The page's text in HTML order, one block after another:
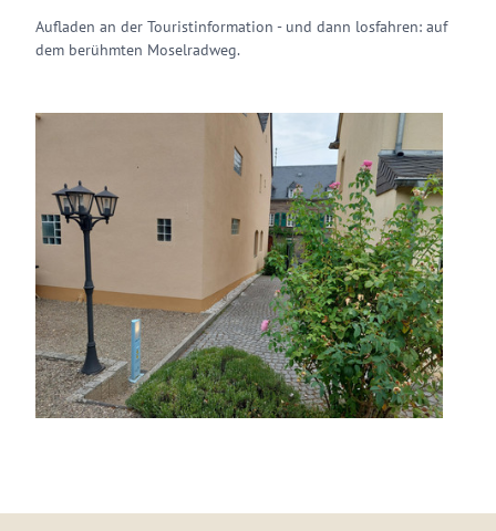
Aufladen an der Touristinformation - und dann losfahren: auf
dem berühmten Moselradweg.